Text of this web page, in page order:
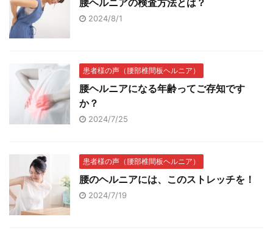
腰ヘルニアの検査方法とは？
2024/8/1
患者様の声（腰部椎間板ヘルニア）
腰ヘルニアになる年齢ってご存知です
か？
2024/7/25
患者様の声（腰部椎間板ヘルニア）
腰のヘルニアには、このストレッチを！
2024/7/19